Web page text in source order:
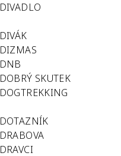
DIVADLO
DIVÁK
DIZMAS
DNB
DOBRÝ SKUTEK
DOGTREKKING
DOTAZNÍK
DRABOVA
DRAVCI